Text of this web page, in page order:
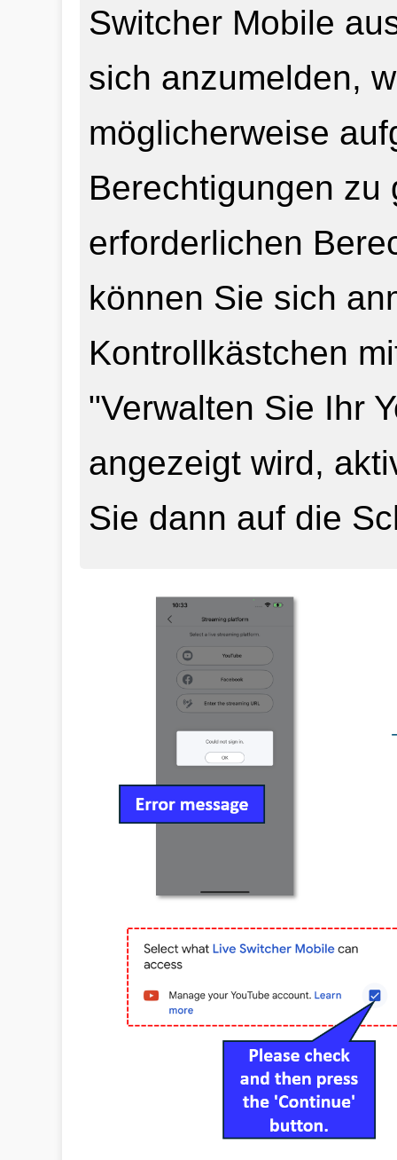
Switcher Mobile
sich anzumelden,
möglicherweise
Berechtigungen zu
erforderlichen
können Sie sich
Kontrollkästchen
"Verwalten Sie Ihr
angezeigt wird,
Sie dann auf die